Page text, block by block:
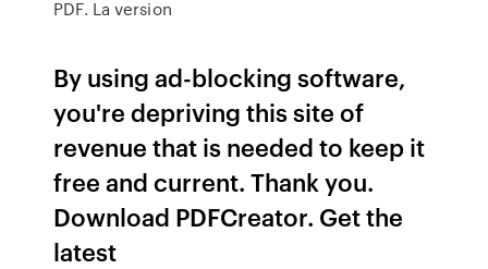
PDF. La version
By using ad-blocking software,
you're depriving this site of
revenue that is needed to keep it
free and current. Thank you.
Download PDFCreator. Get the
latest